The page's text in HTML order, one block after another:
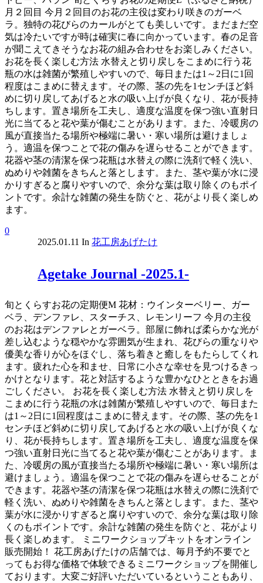
月２回目 今月２回目のお花の主役は変わり咲きのガーベ
ラ。独特の花びらのカールがとても美しいです。まだまだ空
気は冷たいですが時は確実に春に向かっています。春の足音
が聞こえてきそうなお花の組み合わせをお楽しみください。
お花を長く楽しむ方法 水替えと切り戻しをこまめに行う花
瓶の水は雑菌が繁殖しやすいので、毎日または1～2日に1回
程度はこまめに替えます。その際、茎の先を1センチほど斜
めに切り戻してあげると水の吸い上げが良くなり、花が長持
ちします。置き場所を工夫し、適度な温度を保つ強い直射日
光に当てると花や葉が傷むことがあります。また、冷暖房の
風が直接当たる場所や極端に暑い・寒い場所は避けましょ
う。適温を保つことで花の傷みを遅らせることができます。
花器や茎の清潔を保つ花瓶は水替えの際に洗剤で軽く洗い、
ぬめりや雑菌をきちんと落とします。また、茎や葉が水に浸
かりすぎると腐りやすいので、余分な葉は取り除くのもポイ
ントです。余計な雑菌の発生を防ぐと、花がより長く楽しめ
ます。
0
2025.01.11 In 花工房あげたけ
Agetake Journal -2025.1-
旬とくらすお花の定期便M 花材：ウインターベリー、ガー
ベラ、デンファレ、スターチス、レモンリーフ 今月の主役
のお花はデンファレとガーベラ。部屋に飾れば柔らかな光が
差し込むような穏やかな雰囲気が生まれ、花びらの重なりや
優美な香りが心をほぐし、落ち着きと癒しをもたらしてくれ
ます。疲れた心を和ませ、日常に小さな幸せを見つけるきっ
かけとなります。花と対話するような豊かなひとときをお過
ごしください。 お花を長く楽しむ方法 水替えと切り戻しを
こまめに行う花瓶の水は雑菌が繁殖しやすいので、毎日また
は1～2日に1回程度はこまめに替えます。その際、茎の先を1
センチほど斜めに切り戻してあげると水の吸い上げが良くな
り、花が長持ちします。置き場所を工夫し、適度な温度を保
つ強い直射日光に当てると花や葉が傷むことがあります。ま
た、冷暖房の風が直接当たる場所や極端に暑い・寒い場所は
避けましょう。適温を保つことで花の傷みを遅らせることが
できます。花器や茎の清潔を保つ花瓶は水替えの際に洗剤で
軽く洗い、ぬめりや雑菌をきちんと落とします。また、茎や
葉が水に浸かりすぎると腐りやすいので、余分な葉は取り除
くのもポイントです。余計な雑菌の発生を防ぐと、花がより
長く楽しめます。 ミニワークショップキットをオンライン
販売開始！ 花工房あげたけの店舗では、毎月予約不要でと
ってもお得な価格で体験できるミニワークショップを開催し
ております。大変ご好評いただいているということもあり、